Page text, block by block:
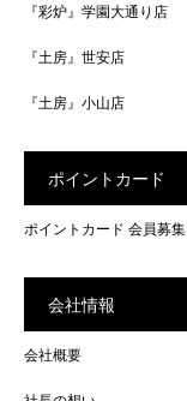
『彩炉』学園大通り店
『土房』世安店
『土房』小山店
ポイントカード
ポイントカード 会員募集
会社情報
会社概要